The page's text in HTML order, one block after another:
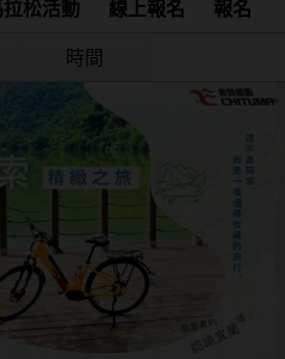
松活動 線上報名
報名
時間